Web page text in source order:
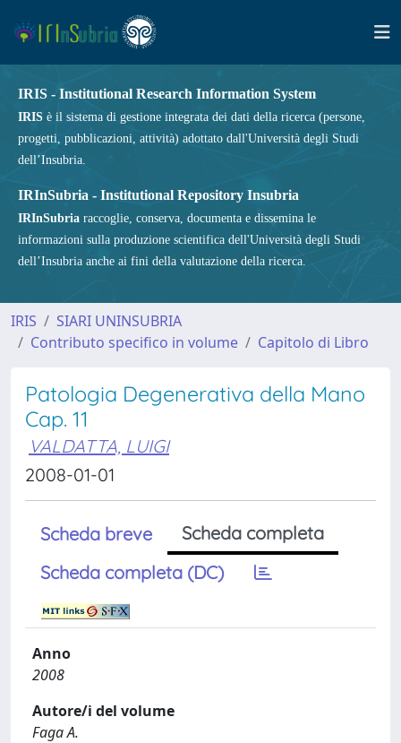
IRIS - Institutional Research Information System
IRIS è il sistema di gestione integrata dei dati della ricerca (persone,
progetti, pubblicazioni, attività) adottato dall'Università degli Studi
dell’Insubria.
IRInSubria - Institutional Repository Insubria
IRInSubria raccoglie, conserva, documenta e dissemina le
informazioni sulla produzione scientifica dell'Università degli Studi
dell’Insubria anche ai fini della valutazione della ricerca.
IRIS
SIARI UNINSUBRIA
Contributo specifico in volume
Capitolo di Libro
Patologia Degenerativa della Mano
Cap. 11
VALDATTA, LUIGI
2008-01-01
Scheda breve
Scheda completa
Scheda completa (DC)
Anno
2008
Autore/i del volume
Faga A.